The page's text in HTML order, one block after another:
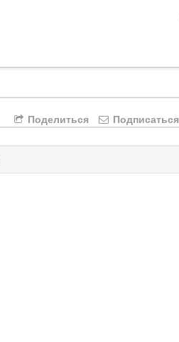
Подписаться
Поделиться